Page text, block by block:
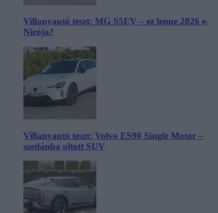
Villanyautó teszt: MG S5EV – ez lenne 2026 e-
Nirója?
Villanyautó teszt: Volvo ES90 Single Motor –
szedánba oltott SUV